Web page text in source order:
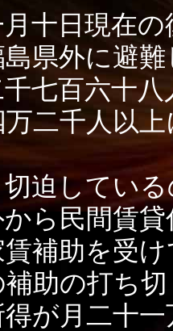
日現在の
島県外に避
七百六十
万二千人以
迫している
から民間賃
補助を受
助の打ち
が月二十